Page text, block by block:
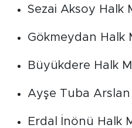
Sezai Aksoy Halk
Gökmeydan Halk
Büyükdere Halk
Ayşe Tuba Arslan
Erdal İnönü Halk